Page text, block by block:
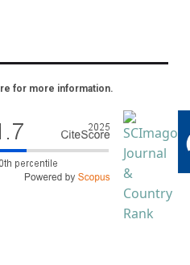
for more information.